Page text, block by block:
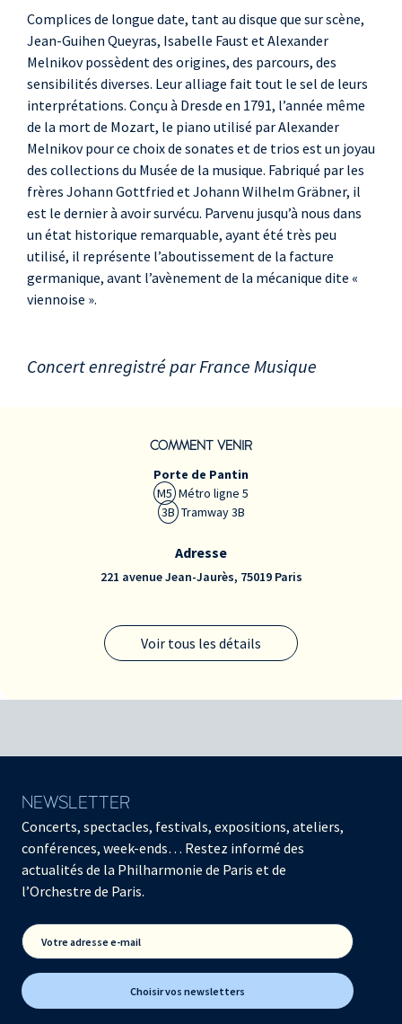
Complices de longue date, tant au disque que sur scène,
Jean-Guihen Queyras, Isabelle Faust et Alexander
Melnikov possèdent des origines, des parcours, des
sensibilités diverses. Leur alliage fait tout le sel de leurs
interprétations. Conçu à Dresde en 1791, l’année même
de la mort de Mozart, le piano utilisé par Alexander
Melnikov pour ce choix de sonates et de trios est un joyau
des collections du Musée de la musique. Fabriqué par les
frères Johann Gottfried et Johann Wilhelm Gräbner, il
est le dernier à avoir survécu. Parvenu jusqu’à nous dans
un état historique remarquable, ayant été très peu
utilisé, il représente l’aboutissement de la facture
germanique, avant l’avènement de la mécanique dite «
viennoise ».
Concert enregistré par France Musique
COMMENT VENIR
Voir tous les détails
Porte de Pantin
M5 Métro ligne 5
3B Tramway 3B
Adresse
221 avenue Jean-Jaurès, 75019 Paris
NEWSLETTER
Concerts, spectacles, festivals, expositions, ateliers,
conférences, week-ends… Restez informé des
actualités de la Philharmonie de Paris et de
l’Orchestre de Paris.
Votre adresse e-mail
Choisir vos newsletters